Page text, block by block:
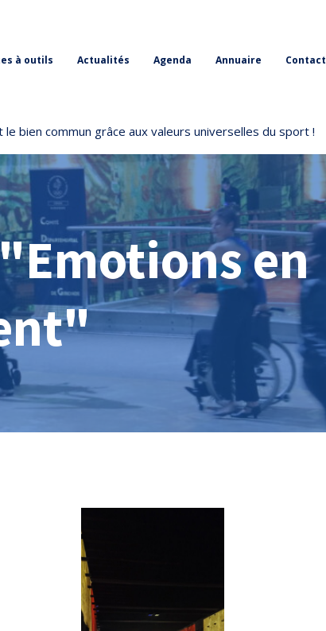
à outils Actualités Agenda Annuaire Contact
bien commun grâce aux valeurs universelles du sport !
en